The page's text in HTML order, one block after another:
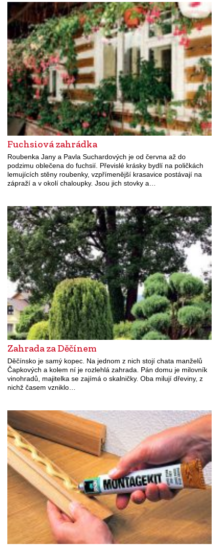
Fuchsiová zahrádka
Roubenka Jany a Pavla Suchardových je od června až do
podzimu oblečena do fuchsií. Převislé krásky bydlí na poličkách
lemujících stěny roubenky, vzpřímenější krasavice postávají na
zápraží a v okolí chaloupky. Jsou jich stovky a…
Zahrada za Děčínem
Děčínsko je samý kopec. Na jednom z nich stojí chata manželů
Čapkových a kolem ní je rozlehlá zahrada. Pán domu je milovník
vinohradů, majitelka se zajímá o skalničky. Oba milují dřeviny, z
nichž časem vzniklo…